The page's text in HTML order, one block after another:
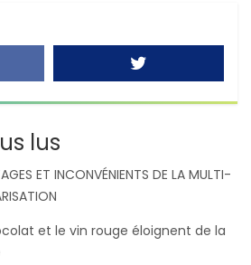
lus
ET INCONVÉNIENTS DE LA MULTI-
et le vin rouge éloignent de la